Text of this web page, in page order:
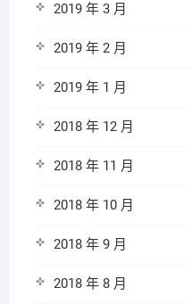
2019 年 3 月
2019 年 2 月
2019 年 1 月
2018 年 12 月
2018 年 11 月
2018 年 10 月
2018 年 9 月
2018 年 8 月